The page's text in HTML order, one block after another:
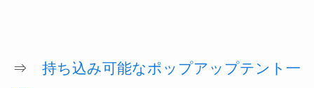
⇒ 持ち込み可能なポップアップテント一